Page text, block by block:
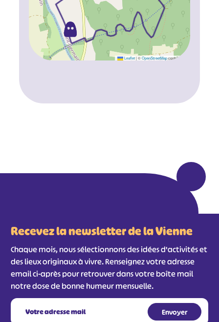
Leaflet |©OpenStreetMapcontributors
Recevez la newsletter de la Vienne
Chaque mois, nous sélectionnons des idées d'activités et
des lieux originaux à vivre. Renseignez votre adresse
email ci-après pour retrouver dans votre boîte mail
notre dose de bonne humeur mensuelle.